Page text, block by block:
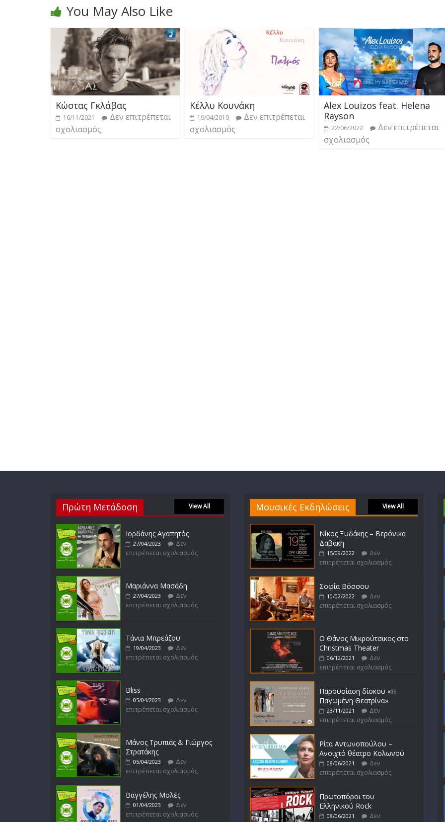
You May Also Like
Κώστας Γκλάβας
16/11/2021
Δεν επιτρέπεται
σχολιασμός
Κέλλυ Κουνάκη
19/04/2019
Δεν επιτρέπεται
σχολιασμός
Alex Louizos feat. Helena
Rayson
22/06/2022
Δεν επιτρέπεται
σχολιασμός
Πρώτη Μετάδοση View All
Ιορδάνης Αγαπητός
27/04/2023
Δεν
επιτρέπεται σχολιασμός
Μαριάννα Μασάδη
27/04/2023
Δεν
επιτρέπεται σχολιασμός
Τάνια Μπρεάζου
19/04/2023
Δεν
επιτρέπεται σχολιασμός
Bliss
05/04/2023
Δεν
επιτρέπεται σχολιασμός
Μάνος Τρυπιάς & Γιώργος
Στρατάκης
05/04/2023
Δεν
επιτρέπεται σχολιασμός
Βαγγέλης Μολές
01/04/2023
Δεν
επιτρέπεται σχολιασμός
Μουσικές Εκδηλώσεις View All
Νίκος Ξυδάκης – Βερόνικα
Δαβάκη
15/09/2022
Δεν
επιτρέπεται σχολιασμός
Σοφία Βόσσου
10/02/2022
Δεν
επιτρέπεται σχολιασμός
Ο Θάνος Μικρούτσικος στο
Christmas Theater
06/12/2021
Δεν
επιτρέπεται σχολιασμός
Παρουσίαση δίσκου «Η
Παγωμένη Θεατρίνα»
23/11/2021
Δεν
επιτρέπεται σχολιασμός
Ρίτα Αντωνοπούλου –
Ανοιχτό θέατρο Κολωνού
08/06/2021
Δεν
επιτρέπεται σχολιασμός
Πρωτοπόροι του
Ελληνικού Rock
08/06/2021
Δεν